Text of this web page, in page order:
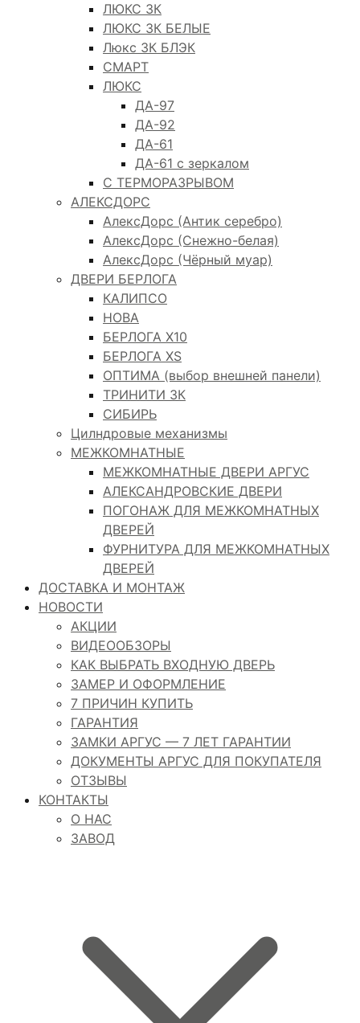
ЛЮКС 3К
ЛЮКС 3К БЕЛЫЕ
Люкс 3К БЛЭК
СМАРТ
ЛЮКС
ДА-97
ДА-92
ДА-61
ДА-61 с зеркалом
С ТЕРМОРАЗРЫВОМ
АЛЕКСДОРС
АлексДорс (Антик серебро)
АлексДорс (Снежно-белая)
АлексДорс (Чёрный муар)
ДВЕРИ БЕРЛОГА
КАЛИПСО
НОВА
БЕРЛОГА Х10
БЕРЛОГА XS
ОПТИМА (выбор внешней панели)
ТРИНИТИ 3К
СИБИРЬ
Цилндровые механизмы
МЕЖКОМНАТНЫЕ
МЕЖКОМНАТНЫЕ ДВЕРИ АРГУС
АЛЕКСАНДРОВСКИЕ ДВЕРИ
ПОГОНАЖ ДЛЯ МЕЖКОМНАТНЫХ
ДВЕРЕЙ
ФУРНИТУРА ДЛЯ МЕЖКОМНАТНЫХ
ДВЕРЕЙ
ДОСТАВКА И МОНТАЖ
НОВОСТИ
АКЦИИ
ВИДЕООБЗОРЫ
КАК ВЫБРАТЬ ВХОДНУЮ ДВЕРЬ
ЗАМЕР И ОФОРМЛЕНИЕ
7 ПРИЧИН КУПИТЬ
ГАРАНТИЯ
ЗАМКИ АРГУС — 7 ЛЕТ ГАРАНТИИ
ДОКУМЕНТЫ АРГУС ДЛЯ ПОКУПАТЕЛЯ
ОТЗЫВЫ
КОНТАКТЫ
О НАС
ЗАВОД